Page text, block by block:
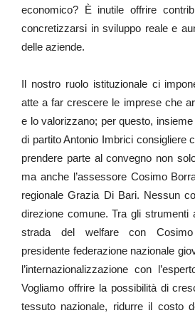
economico? È inutile offrire
concretizzarsi in sviluppo reale e
delle aziende.
Il nostro ruolo istituzionale ci
atte a far crescere le imprese che
e lo valorizzano; per questo, insieme
di partito Antonio Imbrici consigliere
prendere parte al convegno non
ma anche l’assessore Cosimo
regionale Grazia Di Bari. Nessun
direzione comune. Tra gli strumenti
strada del welfare con Cosimo
presidente federazione nazionale
l’internazionalizzazione con
Vogliamo offrire la possibilità di
tessuto nazionale, ridurre il costo